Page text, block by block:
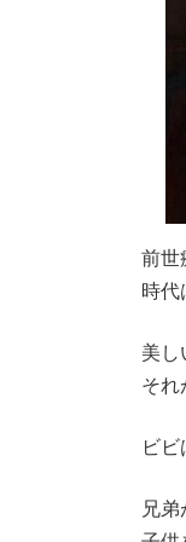
前世
時代
美し
それ
ビ
兄